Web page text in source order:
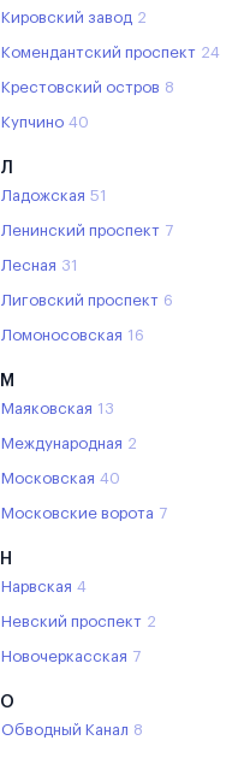
Кировский завод 2
Комендантский проспект 24
Крестовский остров 8
Купчино 40
Л
Ладожская 51
Ленинский проспект 7
Лесная 31
Лиговский проспект 6
Ломоносовская 16
М
Маяковская 13
Международная 2
Московская 40
Московские ворота 7
Н
Нарвская 4
Невский проспект 2
Новочеркасская 7
О
Обводный Канал 8